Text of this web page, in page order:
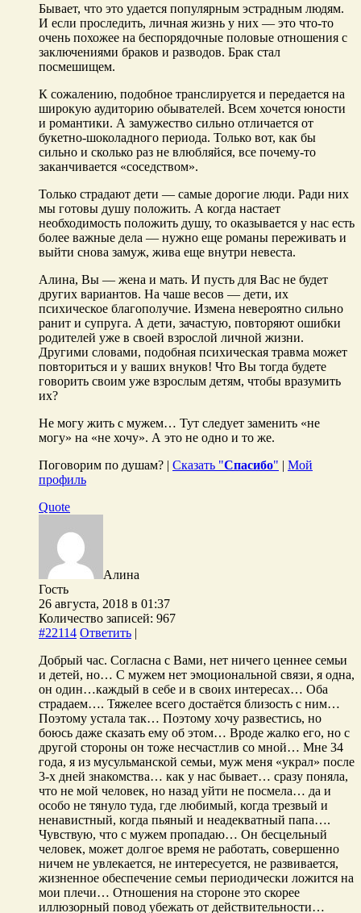
Бывает, что это удается популярным эстрадным людям.
И если проследить, личная жизнь у них — это что-то
очень похожее на беспорядочные половые отношения с
заключениями браков и разводов. Брак стал
посмешищем.
К сожалению, подобное транслируется и передается на
широкую аудиторию обывателей. Всем хочется юности
и романтики. А замужество сильно отличается от
букетно-шоколадного периода. Только вот, как бы
сильно и сколько раз не влюбляйся, все почему-то
заканчивается «соседством».
Только страдают дети — самые дорогие люди. Ради них
мы готовы душу положить. А когда настает
необходимость положить душу, то оказывается у нас есть
более важные дела — нужно еще романы переживать и
выйти снова замуж, жива еще внутри невеста.
Алина, Вы — жена и мать. И пусть для Вас не будет
других вариантов. На чаше весов — дети, их
психическое благополучие. Измена невероятно сильно
ранит и супруга. А дети, зачастую, повторяют ошибки
родителей уже в своей взрослой личной жизни.
Другими словами, подобная психическая травма может
повториться и у ваших внуков! Что Вы тогда будете
говорить своим уже взрослым детям, чтобы вразумить
их?
Не могу жить с мужем… Тут следует заменить «не
могу» на «не хочу». А это не одно и то же.
Поговорим по душам? | Сказать "Спасибо" | Мой
профиль
Quote
Алина
Гость
26 августа, 2018 в 01:37
Количество записей: 967
#22114 Ответить |
Добрый час. Согласна с Вами, нет ничего ценнее семьи
и детей, но… С мужем нет эмоциональной связи, я одна,
он один…каждый в себе и в своих интересах… Оба
страдаем…. Тяжелее всего достаётся близость с ним…
Поэтому устала так… Поэтому хочу развестись, но
боюсь даже сказать ему об этом… Вроде жалко его, но с
другой стороны он тоже несчастлив со мной… Мне 34
года, я из мусульманской семьи, муж меня «украл» после
3-х дней знакомства… как у нас бывает… сразу поняла,
что не мой человек, но назад уйти не посмела… да и
особо не тянуло туда, где любимый, когда трезвый и
ненавистный, когда пьяный и неадекватный папа….
Чувствую, что с мужем пропадаю… Он бесцельный
человек, может долгое время не работать, совершенно
ничем не увлекается, не интересуется, не развивается,
жизненное обеспечение семьи периодически ложится на
мои плечи… Отношения на стороне это скорее
иллюзорный повод убежать от действительности…